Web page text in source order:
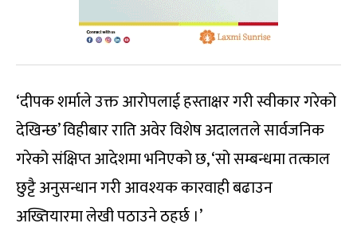
‘दीपक शर्माले उक्त आरोपलाई हस्ताक्षर गरी स्वीकार गरेको
देखिन्छ’ विहीबार राति अवेर विशेष अदालतले सार्वजनिक
गरेको संक्षिप्त आदेशमा भनिएको छ, ‘सो सम्बन्धमा तत्काल
छुट्टै अनुसन्धान गरी आवश्यक कारवाही बढाउन
अख्तियारमा लेखी पठाउने ठहर्छ ।’